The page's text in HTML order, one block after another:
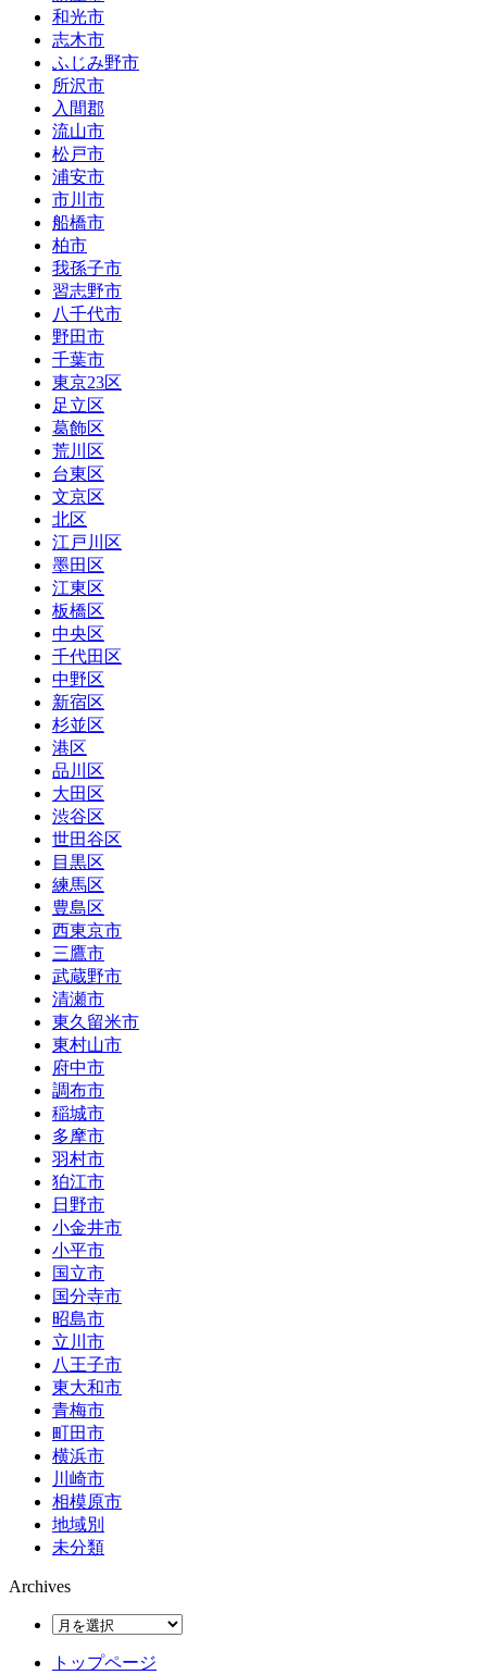
和光市
志木市
ふじみ野市
所沢市
入間郡
流山市
松戸市
浦安市
市川市
船橋市
柏市
我孫子市
習志野市
八千代市
野田市
千葉市
東京23区
足立区
葛飾区
荒川区
台東区
文京区
北区
江戸川区
墨田区
江東区
板橋区
中央区
千代田区
中野区
新宿区
杉並区
港区
品川区
大田区
渋谷区
世田谷区
目黒区
練馬区
豊島区
西東京市
三鷹市
武蔵野市
清瀬市
東久留米市
東村山市
府中市
調布市
稲城市
多摩市
羽村市
狛江市
日野市
小金井市
小平市
国立市
国分寺市
昭島市
立川市
八王子市
東大和市
青梅市
町田市
横浜市
川崎市
相模原市
地域別
未分類
Archives
トップページ